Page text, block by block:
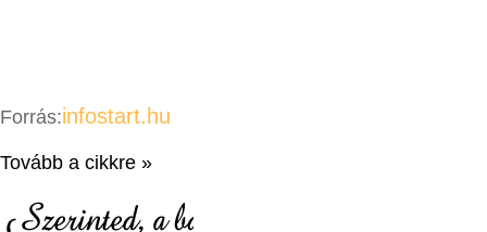
Forrás:infostart.hu
Tovább a cikkre »